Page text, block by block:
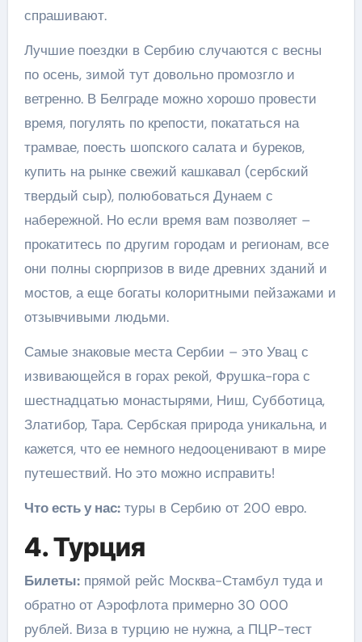
спрашивают.
Лучшие поездки в Сербию случаются с весны
по осень, зимой тут довольно промозгло и
ветренно. В Белграде можно хорошо провести
время, погулять по крепости, покататься на
трамвае, поесть шопского салата и буреков,
купить на рынке свежий кашкавал (сербский
твердый сыр), полюбоваться Дунаем с
набережной. Но если время вам позволяет –
прокатитесь по другим городам и регионам, все
они полны сюрпризов в виде древних зданий и
мостов, а еще богаты колоритными пейзажами и
отзывчивыми людьми.
Самые знаковые места Сербии – это Увац с
извивающейся в горах рекой, Фрушка-гора с
шестнадцатью монастырями, Ниш, Субботица,
Златибор, Тара. Сербская природа уникальна, и
кажется, что ее немного недооценивают в мире
путешествий. Но это можно исправить!
Что есть у нас:туры в Сербию от 200 евро.
4. Турция
Билеты:прямой рейс Москва-Стамбул туда и
обратно от Аэрофлота примерно 30 000
рублей. Виза в турцию не нужна, а ПЦР-тест